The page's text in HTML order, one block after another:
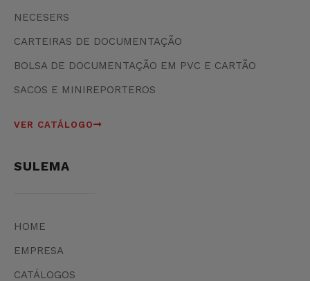
NECESERS
CARTEIRAS DE DOCUMENTAÇÃO
BOLSA DE DOCUMENTAÇÃO EM PVC E CARTÃO
SACOS E MINIREPORTEROS
VER CATÁLOGO
SULEMA
HOME
EMPRESA
CATÁLOGOS